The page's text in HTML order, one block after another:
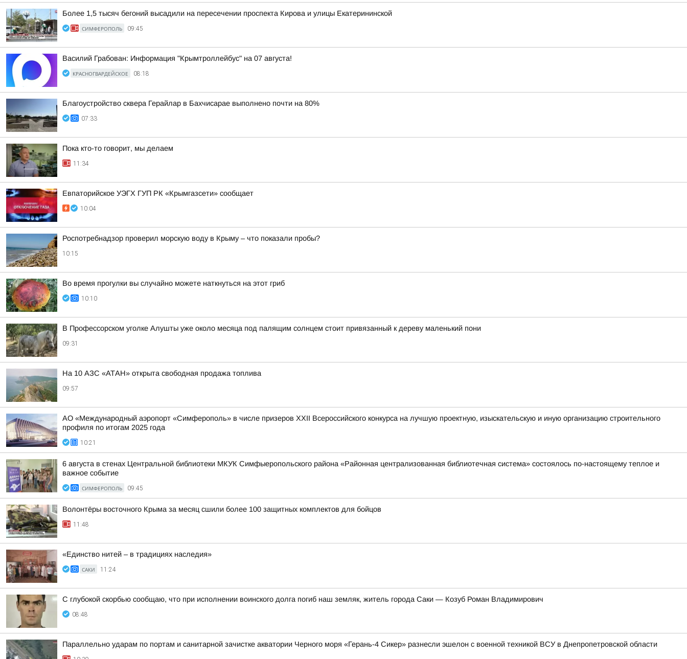
Более 1,5 тысяч бегоний высадили на пересечении проспекта Кирова и улицы Екатерининской
СИМФЕРОПОЛЬ 09:45
Василий Грабован: Информация "Крымтроллейбус" на 07 августа!
КРАСНОГВАРДЕЙСКОЕ 08:18
Благоустройство сквера Герайлар в Бахчисарае выполнено почти на 80%
07:33
Пока кто-то говорит, мы делаем
11:34
Евпаторийское УЭГХ ГУП РК «Крымгазсети» сообщает
10:04
Роспотребнадзор проверил морскую воду в Крыму – что показали пробы?
10:15
Во время прогулки вы случайно можете наткнуться на этот гриб
10:10
В Профессорском уголке Алушты уже около месяца под палящим солнцем стоит привязанный к дереву маленький пони
09:31
На 10 АЗС «АТАН» открыта свободная продажа топлива
09:57
АО «Международный аэропорт «Симферополь» в числе призеров XXII Всероссийского конкурса на лучшую проектную, изыскательскую и иную организацию строительного
профиля по итогам 2025 года
10:21
6 августа в стенах Центральной библиотеки МКУК Симфыеропольского района «Районная централизованная библиотечная система» состоялось по-настоящему теплое и
важное событие
СИМФЕРОПОЛЬ 09:45
Волонтёры восточного Крыма за месяц сшили более 100 защитных комплектов для бойцов
11:48
«Единство нитей – в традициях наследия»
САКИ 11:24
С глубокой скорбью сообщаю, что при исполнении воинского долга погиб наш земляк, житель города Саки — Козуб Роман Владимирович
08:48
Параллельно ударам по портам и санитарной зачистке акватории Черного моря «Герань-4 Сикер» разнесли эшелон с военной техникой ВСУ в Днепропетровской области